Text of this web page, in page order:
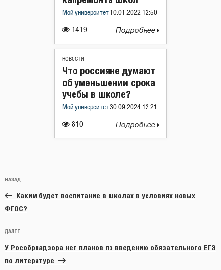
1419
Мой университет 10.01.2022 12:50
Подробнее
НОВОСТИ
810
Что россияне думают
об уменьшении срока
учебы в школе?
Мой университет 30.09.2024 12:21
Подробнее
по
записям
Предыдущая
запись:
НАЗАД
Каким будет воспитание в школах в условиях новых
ФГОС?
Следующая
запись
ДАЛЕЕ
У Рособрнадзора нет планов по введению обязательного ЕГЭ
по литературе